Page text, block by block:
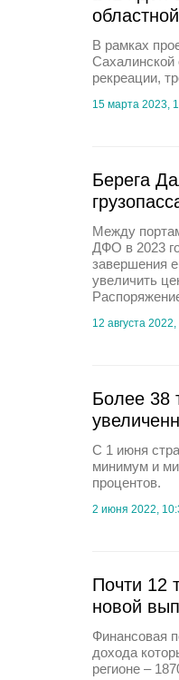
В рамках
Сахалинской
рекреации,
15 марта 2023,
Берега
Между
ДФО в 2023
завершения
увеличить
12 августа
Более 38
C 1 июня
минимум и
процентов.
2 июня 2022,
Почти 12
новой
Финансовая
дохода
регионе –